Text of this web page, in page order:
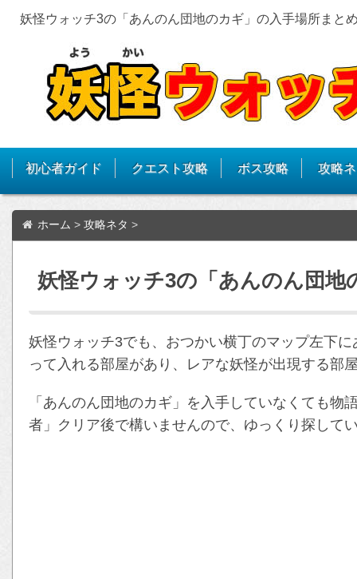
妖怪ウォッチ3の「あんのん団地のカギ」の入手場所まと
初心者ガイド クエスト攻略 ボス攻略 攻略
ホーム > 攻略ネタ >
妖怪ウォッチ3の「あんのん団地
妖怪ウォッチ3でも、おつかい横丁のマップ左下
って入れる部屋があり、レアな妖怪が出現する部
「あんのん団地のカギ」を入手していなくても物
者」クリア後で構いませんので、ゆっくり探して